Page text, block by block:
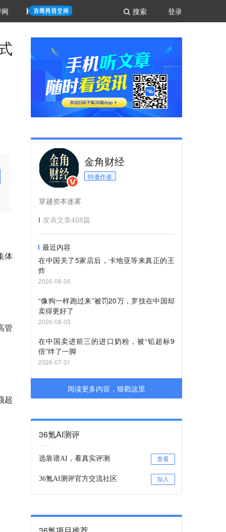
登录
搜索
体
管
超
金角财经
特邀作者
穿越资本迷雾
发表文章408篇
最近内容
在中国关了5家店后，卡地亚等来真正的王
炸
2026-08-06
“像狗一样跑过来”被罚20万，罗技在中国却
卖得更好了
2026-08-03
在中国卖进前三的进口奶粉，被“铅超标9
倍”绊了一脚
2026-07-31
阅读更多内容，狠戳这里
36氪AI测评
选靠谱AI，看真实评测 查看
36氪AI测评官方交流社区 加入